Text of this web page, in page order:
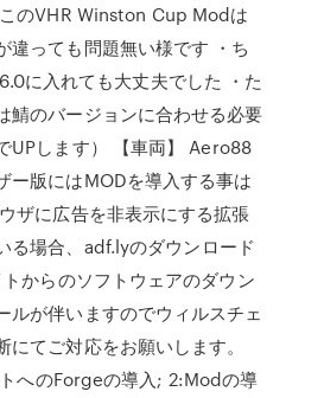
のVHR Winston Cup Modは
っても問題無い様です ・ち
に入れても大丈夫でした ・た
鯖のバージョンに合わせる必要
UPします） 【車両】 Aero88
ー版にはMODを導入する事は
ザに広告を非表示にする拡張
る場合、adf.lyのダウンロード
からのソフトウェアのダウン
ルが伴いますのでウィルスチェ
にてご対応をお願いします。
へのForgeの導入; 2:Modの導